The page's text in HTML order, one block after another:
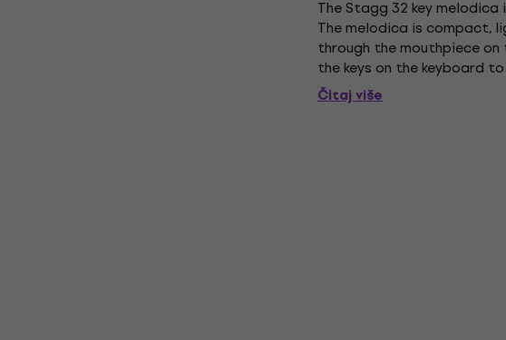
The Stagg 32 key
The melodica is compact,
through the mouthpiece
the keys on the keyboard
Included - Length: 41 cm -
Čitaj više